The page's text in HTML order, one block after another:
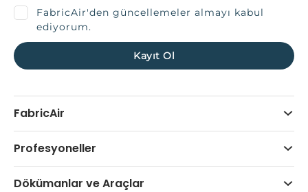
FabricAir
Profesyoneller
Dökümanlar ve Araçlar
FabricAir'den güncellemeler almayı kabul
ediyorum.